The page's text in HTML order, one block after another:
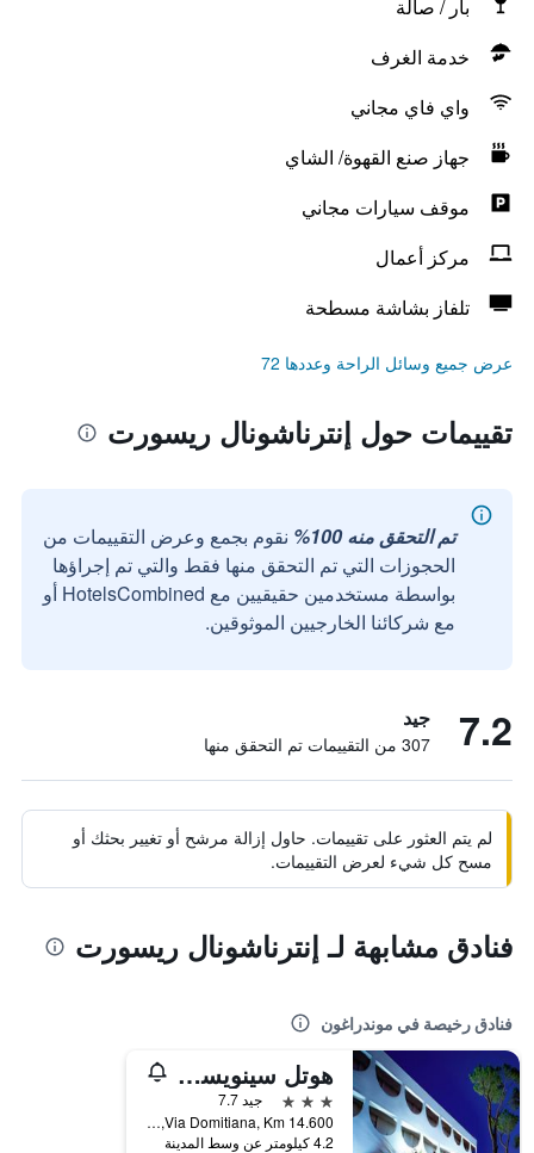
بار / صالة
خدمة الغرف
واي فاي مجاني
جهاز صنع القهوة/ الشاي
موقف سيارات مجاني
مركز أعمال
تلفاز بشاشة مسطحة
عرض جميع وسائل الراحة وعددها 72
تقييمات حول إنترناشونال ريسورت
تم التحقق منه 100%
نقوم بجمع وعرض التقييمات من
الحجوزات التي تم التحقق منها فقط والتي تم إجراؤها
بواسطة مستخدمين حقيقيين مع HotelsCombined أو
مع شركائنا الخارجيين الموثوقين.
7.2 جيد
307 من التقييمات تم التحقق منها
لم يتم العثور على تقييمات. حاول إزالة مرشح أو تغيير بحثك أو
مسح كل شيء لعرض التقييمات.
فنادق مشابهة لـ إنترناشونال ريسورت
فنادق رخيصة في موندراغون
هوتل سينويسا تيرمي
3 نجوم
جيد 7.7
Via Domitiana, Km 14.600, موندراغون, مقاطعة كازيرتا, إيطاليا
4.2 كيلومتر عن وسط المدينة